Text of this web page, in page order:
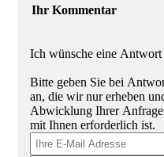
Ihr Kommentar
Ich wünsche eine Antwort
Bitte geben Sie bei
an, die wir nur erheben
Abwicklung Ihrer
mit Ihnen erforderlich ist.